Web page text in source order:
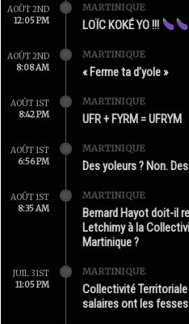
AOÛT 2ND
12:05 PM
MARTINIQUE
LOÏC KOKÉ YO !!!
AOÛT 2ND
8:08 AM
MARTINIQUE
« Ferme ta d’yole »
AOÛT 1ST
8:42 PM
MARTINIQUE
UFR + FYRM = UFRYM
AOÛT 1ST
6:56 PM
MARTINIQUE
Des yoleurs ? Non.
AOÛT 1ST
8:35 AM
MARTINIQUE
Bernard Hayot doit-il
Letchimy à la
Martinique ?
JUIL 31ST
11:05 PM
MARTINIQUE
Collectivité
salaires ont les fesses